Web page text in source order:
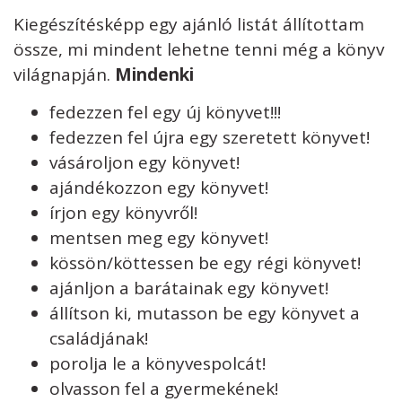
Kiegészítésképp egy ajánló listát állítottam
össze, mi mindent lehetne tenni még a könyv
világnapján. Mindenki
fedezzen fel egy új könyvet!!!
fedezzen fel újra egy szeretett könyvet!
vásároljon egy könyvet!
ajándékozzon egy könyvet!
írjon egy könyvről!
mentsen meg egy könyvet!
kössön/köttessen be egy régi könyvet!
ajánljon a barátainak egy könyvet!
állítson ki, mutasson be egy könyvet a
családjának!
porolja le a könyvespolcát!
olvasson fel a gyermekének!